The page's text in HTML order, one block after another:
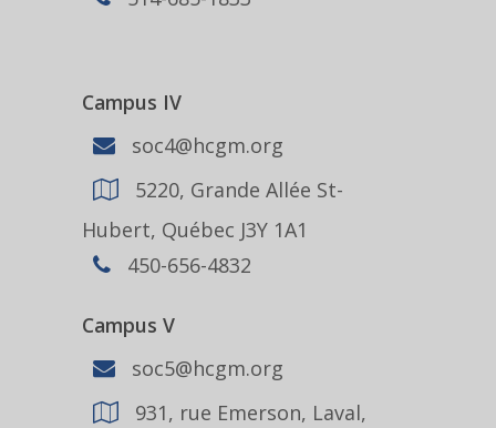
Campus IV
soc4@hcgm.org
5220, Grande Allée St-
Hubert, Québec J3Y 1A1
450-656-4832
Campus V
soc5@hcgm.org
931, rue Emerson, Laval,